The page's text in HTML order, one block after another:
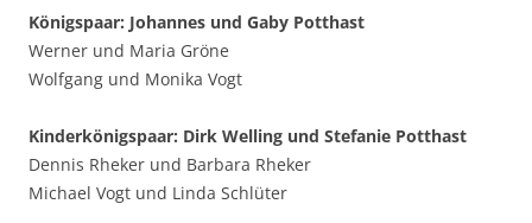
Königspaar: Johannes und Gaby Potthast
Werner und Maria Gröne
Wolfgang und Monika Vogt
Kinderkönigspaar: Dirk Welling und Stefanie Potthast
Dennis Rheker und Barbara Rheker
Michael Vogt und Linda Schlüter